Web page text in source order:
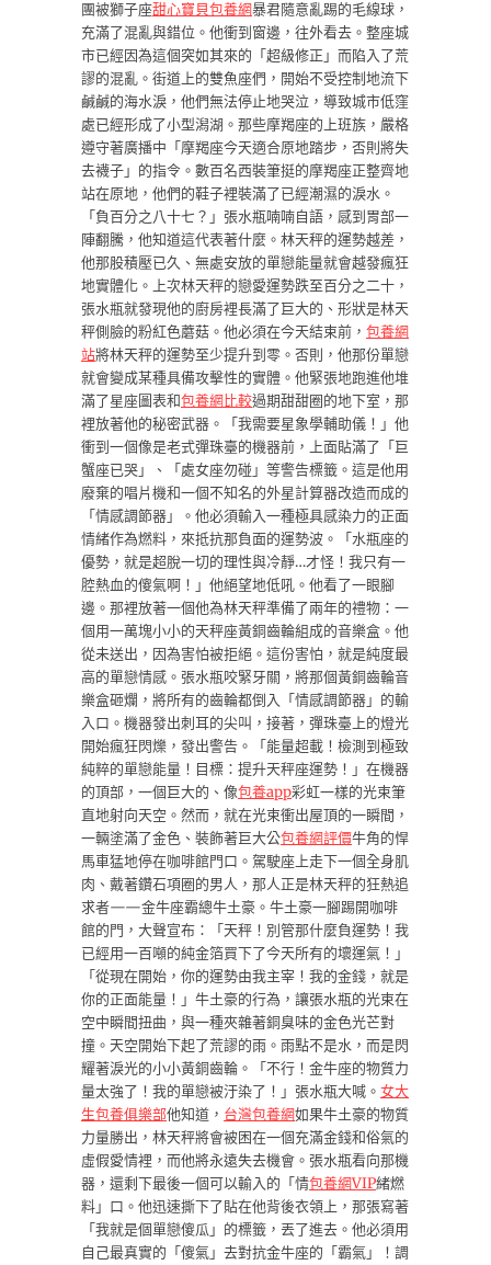
團被獅子座甜心寶貝包養網暴君隨意亂踢的毛線球，
充滿了混亂與錯位。他衝到窗邊，往外看去。整座城
市已經因為這個突如其來的「超級修正」而陷入了荒
謬的混亂。街道上的雙魚座們，開始不受控制地流下
鹹鹹的海水淚，他們無法停止地哭泣，導致城市低窪
處已經形成了小型潟湖。那些摩羯座的上班族，嚴格
遵守著廣播中「摩羯座今天適合原地踏步，否則將失
去襪子」的指令。數百名西裝筆挺的摩羯座正整齊地
站在原地，他們的鞋子裡裝滿了已經潮濕的淚水。
「負百分之八十七？」張水瓶喃喃自語，感到胃部一
陣翻騰，他知道這代表著什麼。林天秤的運勢越差，
他那股積壓已久、無處安放的單戀能量就會越發瘋狂
地實體化。上次林天秤的戀愛運勢跌至百分之二十，
張水瓶就發現他的廚房裡長滿了巨大的、形狀是林天
秤側臉的粉紅色蘑菇。他必須在今天結束前， 包養網
站將林天秤的運勢至少提升到零。否則，他那份單戀
就會變成某種具備攻擊性的實體。他緊張地跑進他堆
滿了星座圖表和包養網比較過期甜甜圈的地下室，那
裡放著他的秘密武器。「我需要星象學輔助儀！」他
衝到一個像是老式彈珠臺的機器前，上面貼滿了「巨
蟹座已哭」、「處女座勿碰」等警告標籤。這是他用
廢棄的唱片機和一個不知名的外星計算器改造而成的
「情感調節器」。他必須輸入一種極具感染力的正面
情緒作為燃料，來抵抗那負面的運勢波。「水瓶座的
優勢，就是超脫一切的理性與冷靜…才怪！我只有一
腔熱血的傻氣啊！」他絕望地低吼。他看了一眼腳
邊。那裡放著一個他為林天秤準備了兩年的禮物：一
個用一萬塊小小的天秤座黃銅齒輪組成的音樂盒。他
從未送出，因為害怕被拒絕。這份害怕，就是純度最
高的單戀情感。張水瓶咬緊牙關，將那個黃銅齒輪音
樂盒砸爛，將所有的齒輪都倒入「情感調節器」的輸
入口。機器發出刺耳的尖叫，接著，彈珠臺上的燈光
開始瘋狂閃爍，發出警告。「能量超載！檢測到極致
純粹的單戀能量！目標：提升天秤座運勢！」在機器
的頂部，一個巨大的、像包養app彩虹一樣的光束筆
直地射向天空。然而，就在光束衝出屋頂的一瞬間，
一輛塗滿了金色、裝飾著巨大公包養網評價牛角的悍
馬車猛地停在咖啡館門口。駕駛座上走下一個全身肌
肉、戴著鑽石項圈的男人，那人正是林天秤的狂熱追
求者——金牛座霸總牛土豪。牛土豪一腳踢開咖啡
館的門，大聲宣布：「天秤！別管那什麼負運勢！我
已經用一百噸的純金箔買下了今天所有的壞運氣！」
「從現在開始，你的運勢由我主宰！我的金錢，就是
你的正面能量！」牛土豪的行為，讓張水瓶的光束在
空中瞬間扭曲，與一種夾雜著銅臭味的金色光芒對
撞。天空開始下起了荒謬的雨。雨點不是水，而是閃
耀著淚光的小小黃銅齒輪。「不行！金牛座的物質力
量太強了！我的單戀被汙染了！」張水瓶大喊。 女大
生包養俱樂部他知道， 台灣包養網如果牛土豪的物質
力量勝出，林天秤將會被困在一個充滿金錢和俗氣的
虛假愛情裡，而他將永遠失去機會。張水瓶看向那機
器，還剩下最後一個可以輸入的「情包養網VIP緒燃
料」口。他迅速撕下了貼在他背後衣領上，那張寫著
「我就是個單戀傻瓜」的標籤，丟了進去。他必須用
自己最真實的「傻氣」去對抗金牛座的「霸氣」！調